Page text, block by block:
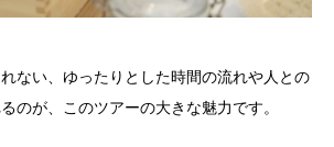
ない、ゆったりとした時間の流れや人との
のが、このツアーの大きな魅力です。